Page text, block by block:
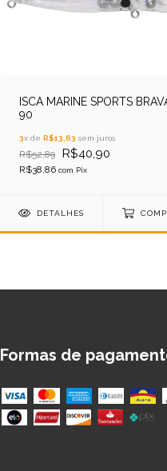
ISCA MARINE SPORTS
90
3x de R$13,63 sem juros
R$52,89 R$40,90
R$38,86 com Pix
DETALHES
Formas de